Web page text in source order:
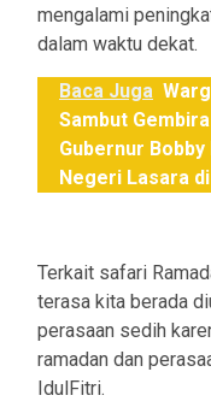
mengalami
dalam waktu dekat.
Baca Juga
Sambut
Gubernur Bobby
Negeri Lasara
Terkait safari
terasa kita berada
perasaan sedih
ramadan dan
IdulFitri.